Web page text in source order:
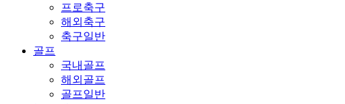
프로축구
해외축구
축구일반
골프
국내골프
해외골프
골프일반